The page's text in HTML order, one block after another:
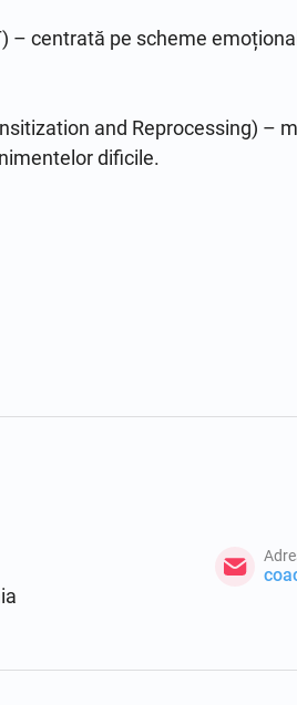
– centrată pe scheme
and Reprocessing) –
dificile.